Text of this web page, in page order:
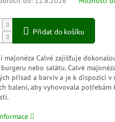
Přidat do košíku
majonéza Calvé zajišťuje
burgeru nebo salátu. Calvé
přísad a barviv a je k dispozici v
balení, aby vyhovovala potřebám